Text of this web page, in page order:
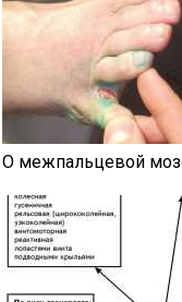
О межпальцевой